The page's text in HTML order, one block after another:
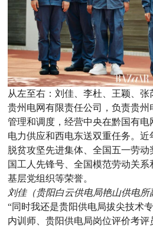
从左至右：刘佳、李杜、王颖、
贵州电网有限责任公司，负责贵州
管理和调度，经营中央在黔国有
电力供应和西电东送双重任务。近
脱贫攻坚先进集体、全国五一劳
国工人先锋号、全国模范劳动关
基层党组织等荣誉。
刘佳（贵阳白云供电局艳山供电所
“同时我还是贵阳供电局拔尖技术
内训师、贵阳供电局岗位评价考评